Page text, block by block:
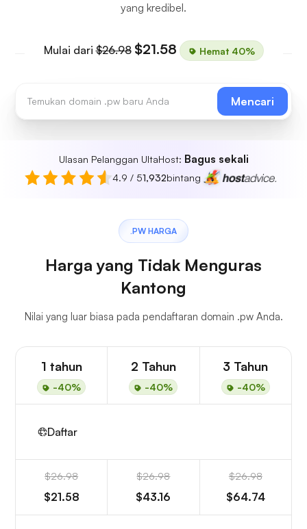
yang kredibel.
Mulai dari$26.98 $21.58 Hemat 40%
Mencari
Ulasan Pelanggan UltaHost: Bagus sekali
4.9 / 51,932bintang
.PW HARGA
Harga yang Tidak Menguras
Kantong
Nilai yang luar biasa pada pendaftaran domain .pw Anda.
1 tahun
-40%
2 Tahun
-40%
3 Tahun
-40%
Daftar
$26.98
$21.58
$26.98
$43.16
$26.98
$64.74